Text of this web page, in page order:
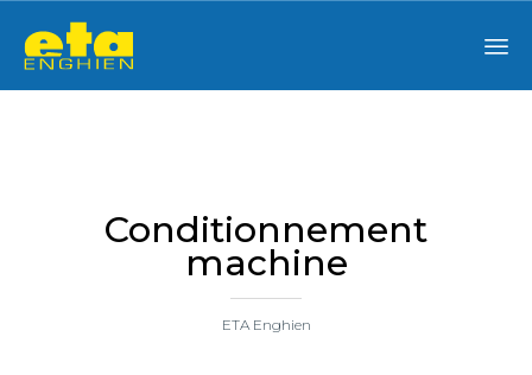
Conditionnement
machine
ETA Enghien